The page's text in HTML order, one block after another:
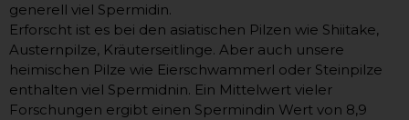
generell viel Spermidin.
Erforscht ist es bei den asiatischen Pilzen wie Shiitake,
Austernpilze, Kräuterseitlinge. Aber auch unsere
heimischen Pilze wie Eierschwammerl oder Steinpilze
enthalten viel Spermidnin. Ein Mittelwert vieler
Forschungen ergibt einen Spermindin Wert von 8,9